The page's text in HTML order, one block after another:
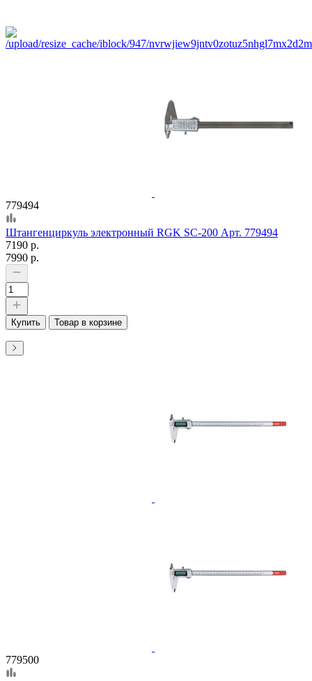
779494
Штангенциркуль электронный RGK SC-200 Арт. 779494
7190 р.
7990 р.
Купить Товар в корзине
779500